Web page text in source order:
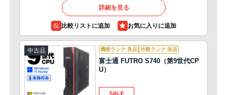
詳細を見る
比較リストに追加
中古品 機能ランク:良品 外観ランク:並品
富士通 FUTRO S740（第9世代CP
U）